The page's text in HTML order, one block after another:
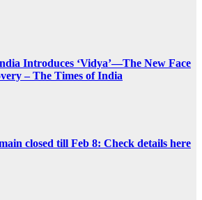
Introduces ‘Vidya’—The New Face
– The Times of India
closed till Feb 8: Check details here